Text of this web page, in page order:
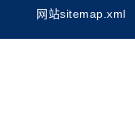
网站sitemap.xml